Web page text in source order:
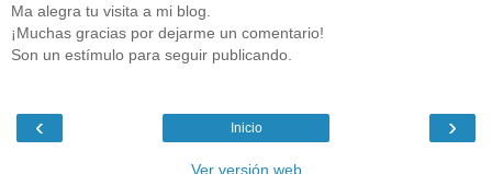
Ma alegra tu visita a mi blog.
¡Muchas gracias por dejarme un comentario!
Son un estímulo para seguir publicando.
‹ ›
Inicio
Ver versión web